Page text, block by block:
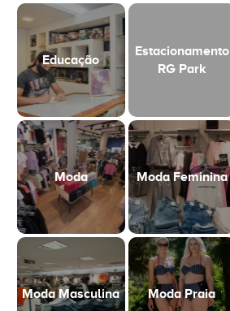
Educação
Estacionamento
RG Park
Moda Moda Feminina
Moda Masculina Moda Praia